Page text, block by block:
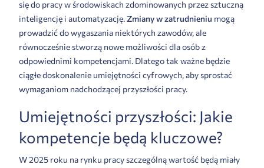
się do pracy w środowiskach zdominowanych przez sztuczną
inteligencję i automatyzację.Zmiany w zatrudnieniu mogą
prowadzić do wygaszania niektórych zawodów, ale
równocześnie stworzą nowe możliwości dla osób z
odpowiednimi kompetencjami. Dlatego tak ważne będzie
ciągłe doskonalenie umiejętności cyfrowych, aby sprostać
wymaganiom nadchodzącej przyszłości pracy.
Umiejętności przyszłości: Jakie
kompetencje będą kluczowe?
W 2025 roku na rynku pracy szczególną wartość będą miały